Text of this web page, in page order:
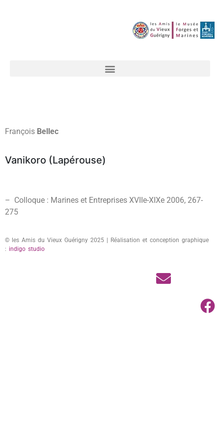
François Bellec
Vanikoro (Lapérouse)
– Colloque : Marines et Entreprises XVIIe-XIXe 2006, 267-
275
© les Amis du Vieux Guérigny 2025 | Réalisation et conception graphique
: indigo studio